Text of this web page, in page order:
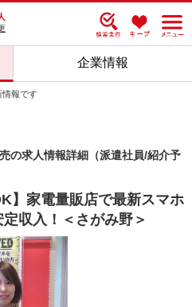
企業情報
報です
の求人情報詳細（派遣社員/紹介予
】家電量販店で最新スマホ
収入！＜さがみ野＞